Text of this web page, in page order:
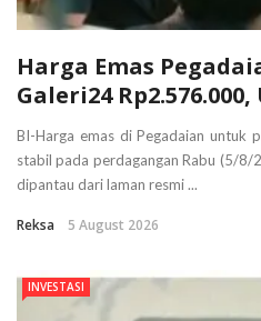
Harga Emas
Galeri24 Rp2.576.000,
BI-Harga emas di Pegadaian untuk
stabil pada perdagangan Rabu (5/8/
dipantau dari laman resmi ...
Reksa 5 August 2026
INVESTASI